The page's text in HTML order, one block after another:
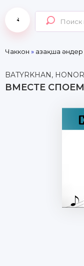
Чаккон » Қазақша әндер
BATYRKHAN,
ВМЕСТЕ СПОЕМ